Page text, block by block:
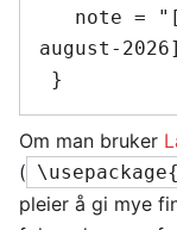
august-
Om man bruker
(
pleier å gi mye